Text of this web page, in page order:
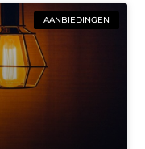
AANBIEDINGEN